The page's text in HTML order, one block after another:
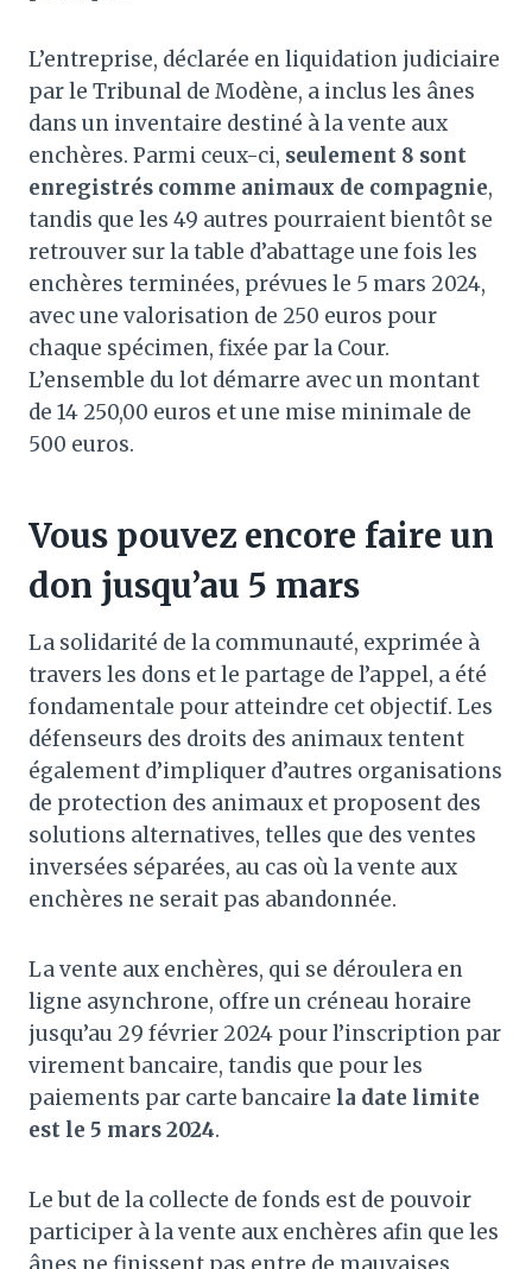
L’entreprise, déclarée en liquidation judiciaire
par le Tribunal de Modène, a inclus les ânes
dans un inventaire destiné à la vente aux
enchères. Parmi ceux-ci, seulement 8 sont
enregistrés comme animaux de compagnie,
tandis que les 49 autres pourraient bientôt se
retrouver sur la table d’abattage une fois les
enchères terminées, prévues le 5 mars 2024,
avec une valorisation de 250 euros pour
chaque spécimen, fixée par la Cour.
L’ensemble du lot démarre avec un montant
de 14 250,00 euros et une mise minimale de
500 euros.
Vous pouvez encore faire un
don jusqu’au 5 mars
La solidarité de la communauté, exprimée à
travers les dons et le partage de l’appel, a été
fondamentale pour atteindre cet objectif. Les
défenseurs des droits des animaux tentent
également d’impliquer d’autres organisations
de protection des animaux et proposent des
solutions alternatives, telles que des ventes
inversées séparées, au cas où la vente aux
enchères ne serait pas abandonnée.
La vente aux enchères, qui se déroulera en
ligne asynchrone, offre un créneau horaire
jusqu’au 29 février 2024 pour l’inscription par
virement bancaire, tandis que pour les
paiements par carte bancaire la date limite
est le 5 mars 2024.
Le but de la collecte de fonds est de pouvoir
participer à la vente aux enchères afin que les